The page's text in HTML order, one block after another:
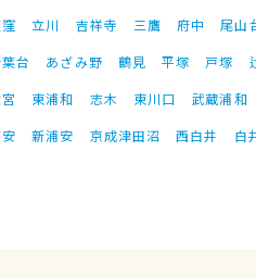
立川 吉祥寺 三鷹 府中 尾山
台 あざみ野 鶴見 平塚 戸塚
東浦和 志木 東川口 武蔵浦和
新浦安 京成津田沼 西白井 白